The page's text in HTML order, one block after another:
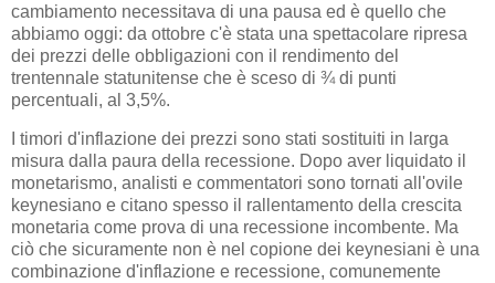
cambiamento necessitava di una pausa ed è quello che
abbiamo oggi: da ottobre c'è stata una spettacolare ripresa
dei prezzi delle obbligazioni con il rendimento del
trentennale statunitense che è sceso di ¾ di punti
percentuali, al 3,5%.
I timori d'inflazione dei prezzi sono stati sostituiti in larga
misura dalla paura della recessione. Dopo aver liquidato il
monetarismo, analisti e commentatori sono tornati all'ovile
keynesiano e citano spesso il rallentamento della crescita
monetaria come prova di una recessione incombente. Ma
ciò che sicuramente non è nel copione dei keynesiani è una
combinazione d'inflazione e recessione, comunemente